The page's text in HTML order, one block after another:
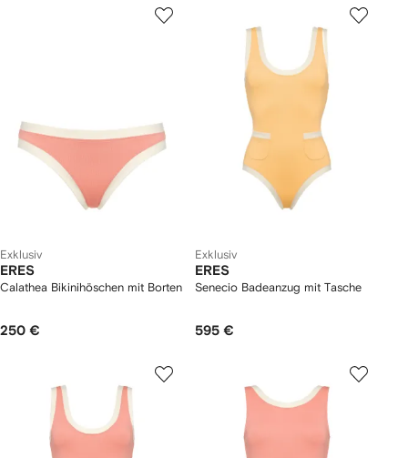
Exklusiv
ERES
Calathea Bikinihöschen mit Borten
250 €
Exklusiv
ERES
Senecio Badeanzug mit Tasche
595 €